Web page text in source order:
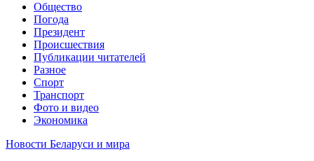
Общество
Погода
Президент
Происшествия
Публикации читателей
Разное
Спорт
Транспорт
Фото и видео
Экономика
Новости Беларуси и мира